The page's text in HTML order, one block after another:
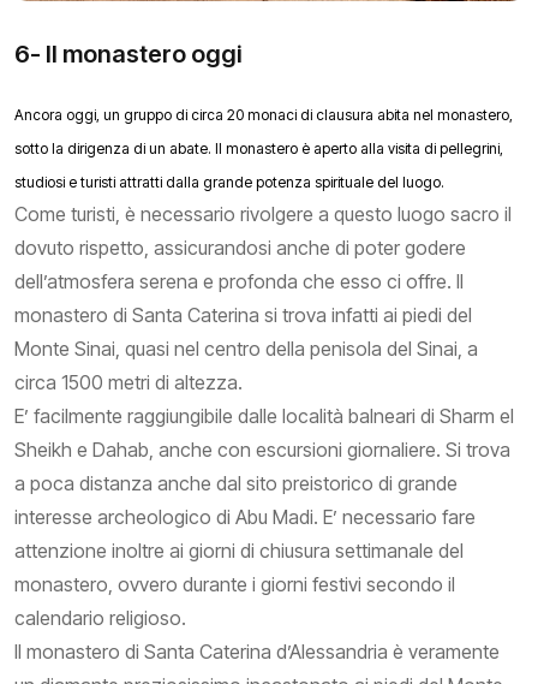
6- Il monastero oggi
Ancora oggi, un gruppo di circa 20 monaci di clausura abita nel monastero,
sotto la dirigenza di un abate. Il monastero è aperto alla visita di pellegrini,
studiosi e turisti attratti dalla grande potenza spirituale del luogo.
Come turisti, è necessario rivolgere a questo luogo sacro il
dovuto rispetto, assicurandosi anche di poter godere
dell’atmosfera serena e profonda che esso ci offre. Il
monastero di Santa Caterina si trova infatti ai piedi del
Monte Sinai, quasi nel centro della penisola del Sinai, a
circa 1500 metri di altezza.
E’ facilmente raggiungibile dalle località balneari di Sharm el
Sheikh e Dahab, anche con escursioni giornaliere. Si trova
a poca distanza anche dal sito preistorico di grande
interesse archeologico di Abu Madi. E’ necessario fare
attenzione inoltre ai giorni di chiusura settimanale del
monastero, ovvero durante i giorni festivi secondo il
calendario religioso.
Il monastero di Santa Caterina d’Alessandria è veramente